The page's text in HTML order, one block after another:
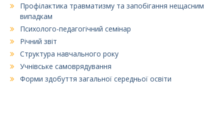
Профілактика травматизму та запобігання нещасним
випадкам
Психолого-педагогічний семінар
Річний звіт
Структура навчального року
Учнівське самоврядування
Форми здобуття загальної середньої освіти